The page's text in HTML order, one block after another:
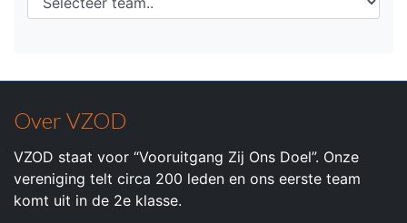
Over VZOD
VZOD staat voor “Vooruitgang Zij Ons Doel”. Onze
vereniging telt circa 200 leden en ons eerste team
komt uit in de 2e klasse.